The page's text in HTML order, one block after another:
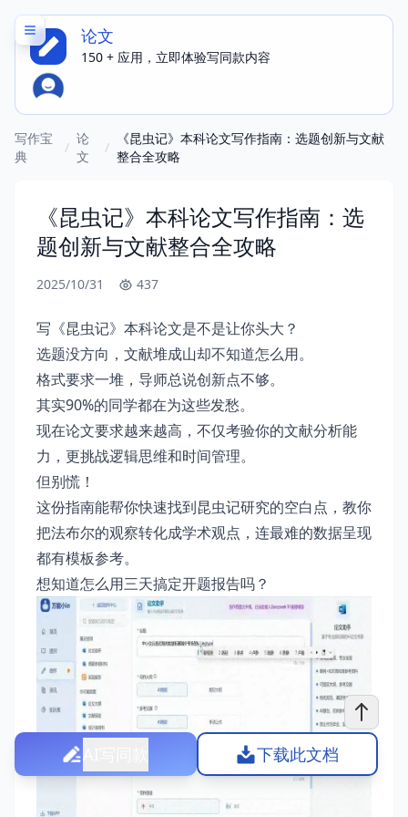
论文
150 + 应用，立即体验写同款内容
写作宝
典
/
论
文
/
《昆虫记》本科论文写作指南：选题创新与文献
整合全攻略
《昆虫记》本科论文写作指南：选
题创新与文献整合全攻略
2025/10/31 437
写《昆虫记》本科论文是不是让你头大？
选题没方向，文献堆成山却不知道怎么用。
格式要求一堆，导师总说创新点不够。
其实90%的同学都在为这些发愁。
现在论文要求越来越高，不仅考验你的文献分析能
力，更挑战逻辑思维和时间管理。
但别慌！
这份指南能帮你快速找到昆虫记研究的空白点，教你
把法布尔的观察转化成学术观点，连最难的数据呈现
都有模板参考。
想知道怎么用三天搞定开题报告吗？
下载此文档